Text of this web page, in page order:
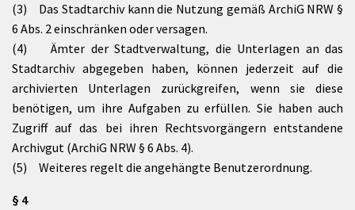
(3) Das Stadtarchiv kann die Nutzung gemäß ArchiG NRW §
6 Abs. 2 einschränken oder versagen.
(4) Ämter der Stadtverwaltung, die Unterlagen an das
Stadtarchiv abgegeben haben, können jederzeit auf die
archivierten Unterlagen zurückgreifen, wenn sie diese
benötigen, um ihre Aufgaben zu erfüllen. Sie haben auch
Zugriff auf das bei ihren Rechtsvorgängern entstandene
Archivgut (ArchiG NRW § 6 Abs. 4).
(5) Weiteres regelt die angehängte Benutzerordnung.
§ 4